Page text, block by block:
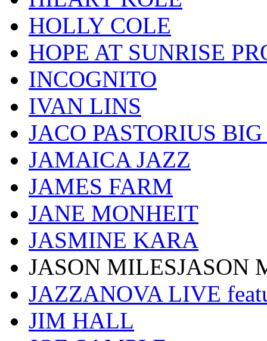
HOLLY COLE
HOPE AT SUNRISE
INCOGNITO
IVAN LINS
JACO PASTORIUS
JAMAICA JAZZ
JAMES FARM
JANE MONHEIT
JASMINE KARA
JASON MILESJASON
JAZZANOVA LIVE
JIM HALL